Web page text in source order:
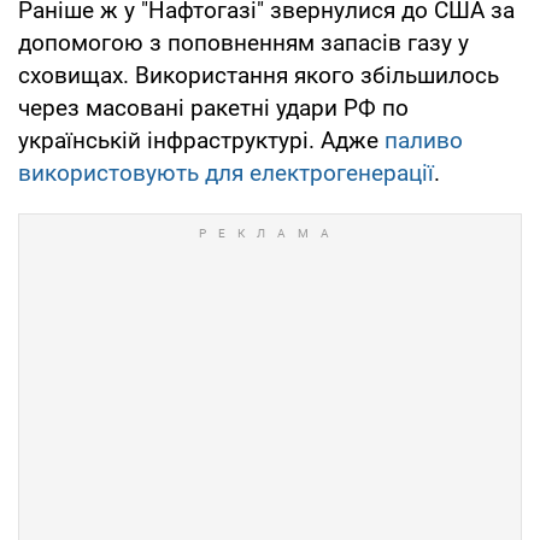
Раніше ж у "Нафтогазі" звернулися до США за
допомогою з поповненням запасів газу у
сховищах. Використання якого збільшилось
через масовані ракетні удари РФ по
українській інфраструктурі. Адже паливо
використовують для електрогенерації.